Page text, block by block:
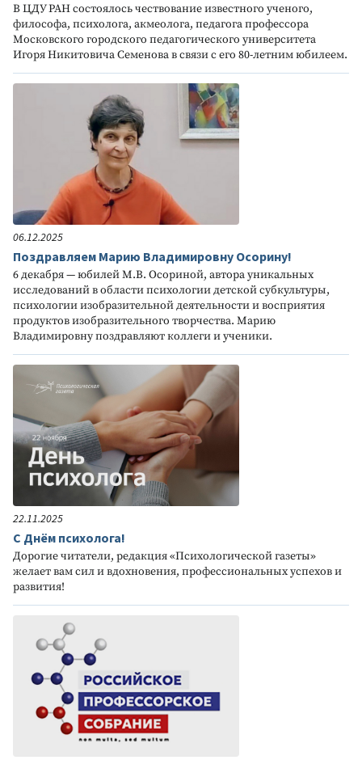
В ЦДУ РАН состоялось чествование известного ученого,
философа, психолога, акмеолога, педагога профессора
Московского городского педагогического университета
Игоря Никитовича Семенова в связи с его 80-летним юбилеем.
06.12.2025
Поздравляем Марию Владимировну Осорину!
6 декабря — юбилей М.В. Осориной, автора уникальных
исследований в области психологии детской субкультуры,
психологии изобразительной деятельности и восприятия
продуктов изобразительного творчества. Марию
Владимировну поздравляют коллеги и ученики.
22.11.2025
С Днём психолога!
Дорогие читатели, редакция «Психологической газеты»
желает вам сил и вдохновения, профессиональных успехов и
развития!